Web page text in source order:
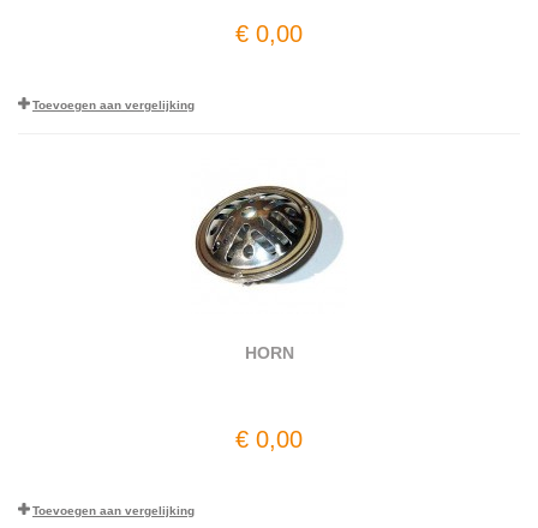
€ 0,00
Toevoegen aan vergelijking
HORN
€ 0,00
Toevoegen aan vergelijking